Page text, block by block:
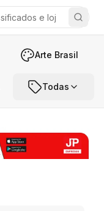
Arte Brasil
Todas